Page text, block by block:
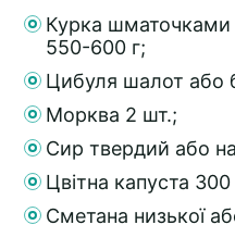
Курка шматочками
550-600 г;
Цибуля шалот або
Морква 2 шт.;
Сир твердий або
Цвітна капуста 300
Сметана низької